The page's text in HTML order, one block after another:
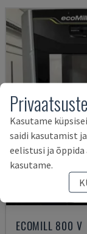
ECOMILL 800 V
Kasutame
saidi kasutamist
eelistusi ja
kasutame.